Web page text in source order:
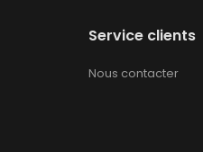
Service clients
Nous contacter